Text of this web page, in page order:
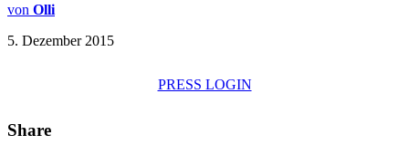
von Olli
5. Dezember 2015
PRESS LOGIN
Share